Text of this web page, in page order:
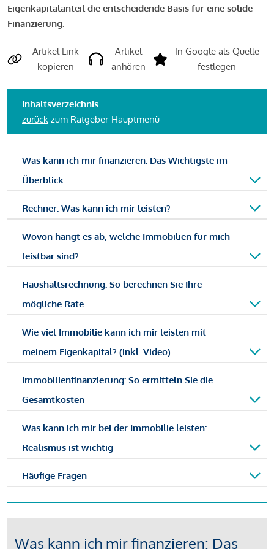
Eigenkapitalanteil die entscheidende Basis für eine solide
Finanzierung.
Artikel Link
kopieren
Artikel
anhören
In Google als Quelle
festlegen
Inhaltsverzeichnis
zurück zum Ratgeber-Hauptmenü
Was kann ich mir finanzieren: Das Wichtigste im
Überblick
Rechner: Was kann ich mir leisten?
Wovon hängt es ab, welche Immobilien für mich
leistbar sind?
Haushaltsrechnung: So berechnen Sie Ihre
mögliche Rate
Wie viel Immobilie kann ich mir leisten mit
meinem Eigenkapital? (inkl. Video)
Immobilienfinanzierung: So ermitteln Sie die
Gesamtkosten
Was kann ich mir bei der Immobilie leisten:
Realismus ist wichtig
Häufige Fragen
Was kann ich mir finanzieren: Das